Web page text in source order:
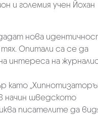
и големия учен Йохан
нова
Опитали са се да
интереса на
като
начин шведското
писателите да